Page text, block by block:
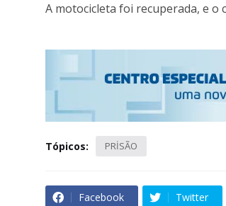
A motocicleta foi recuperada, e o
Tópicos: PRİSÃO
Facebook Twitter